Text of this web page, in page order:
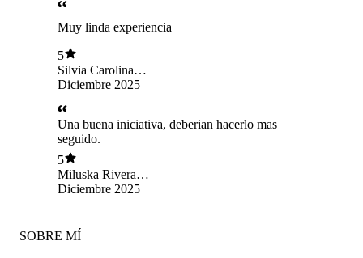
Muy linda experiencia
5
Silvia Carolina
Salazar Saez
Diciembre 2025
Una buena iniciativa, deberian hacerlo mas
seguido.
5
Miluska Rivera
Condezo
Diciembre 2025
SOBRE MÍ